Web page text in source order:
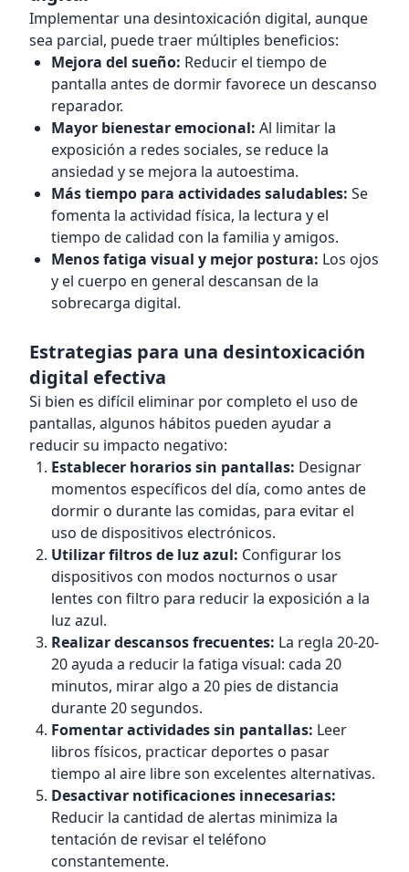
Implementar una desintoxicación digital, aunque
sea parcial, puede traer múltiples beneficios:
Mejora del sueño: Reducir el tiempo de
pantalla antes de dormir favorece un descanso
reparador.
Mayor bienestar emocional: Al limitar la
exposición a redes sociales, se reduce la
ansiedad y se mejora la autoestima.
Más tiempo para actividades saludables: Se
fomenta la actividad física, la lectura y el
tiempo de calidad con la familia y amigos.
Menos fatiga visual y mejor postura: Los ojos
y el cuerpo en general descansan de la
sobrecarga digital.
Estrategias para una desintoxicación
digital efectiva
Si bien es difícil eliminar por completo el uso de
pantallas, algunos hábitos pueden ayudar a
reducir su impacto negativo:
Establecer horarios sin pantallas: Designar
momentos específicos del día, como antes de
dormir o durante las comidas, para evitar el
uso de dispositivos electrónicos.
Utilizar filtros de luz azul: Configurar los
dispositivos con modos nocturnos o usar
lentes con filtro para reducir la exposición a la
luz azul.
Realizar descansos frecuentes: La regla 20-20-
20 ayuda a reducir la fatiga visual: cada 20
minutos, mirar algo a 20 pies de distancia
durante 20 segundos.
Fomentar actividades sin pantallas: Leer
libros físicos, practicar deportes o pasar
tiempo al aire libre son excelentes alternativas.
Desactivar notificaciones innecesarias:
Reducir la cantidad de alertas minimiza la
tentación de revisar el teléfono
constantemente.